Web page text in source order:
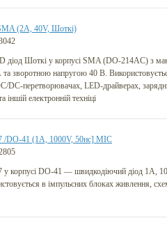
(2A, 40V, Шоткі)
діод Шоткі у корпусі SMA (DO-214AC) з
зворотною напругою 40 В.
DC-перетворювачах, LED-драйверах,
іншій електронній техніці
/DO-41 (1A, 1000V, 50нс] MIC
у корпусі DO-41 — швидкодіючий діод 1A,
в імпульсних блоках живлення,